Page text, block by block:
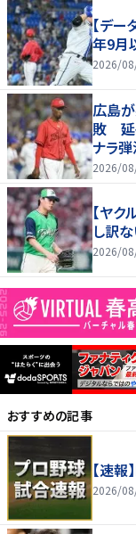
【デ
年9月
2026/
広島
敗 延
ナラ
す」
2026/
【ヤク
し訳
2026/
おすすめの記事
【速
2026/